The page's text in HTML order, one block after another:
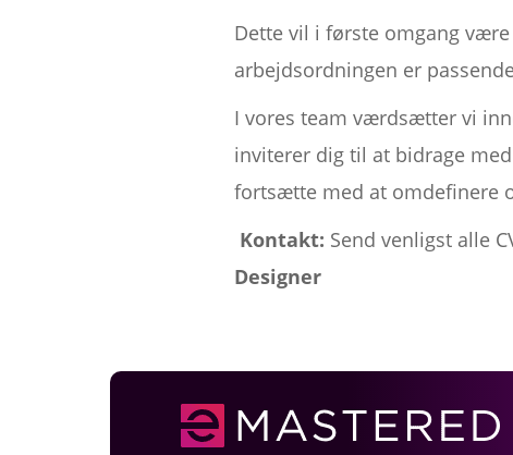
Dette vil i første omgang
arbejdsordningen er
I vores team værdsætter vi
inviterer dig til at bidrage
fortsætte med at omdefinere
‍ Kontakt: Send venligst alle
Designer